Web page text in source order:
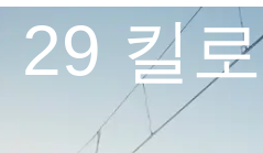
29 킬로